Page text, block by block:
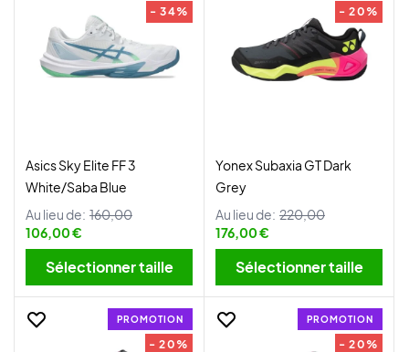
- 34%
Asics Sky Elite FF 3
White/Saba Blue
Au lieu de: 160,00
106,00 €
Sélectionner taille
- 20%
Yonex Subaxia GT Dark
Grey
Au lieu de: 220,00
176,00 €
Sélectionner taille
PROMOTION
- 20%
PROMOTION
- 20%